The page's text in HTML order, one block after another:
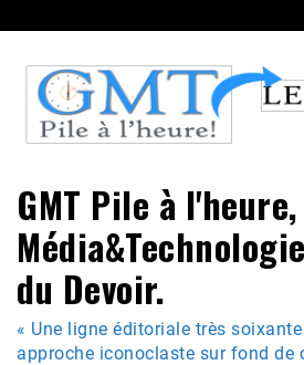
to
content
GMT Pile à
du Devoir.
« Une ligne éditoriale très
approche iconoclaste sur fond de